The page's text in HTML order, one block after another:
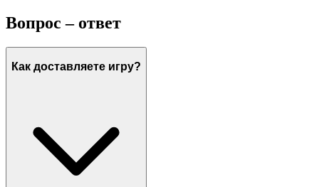
Вопрос – ответ
Как доставляете игру?